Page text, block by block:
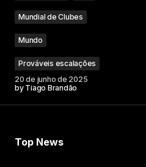
Mundial de Clubes
Mundo
Prováveis escalações
20 de junho de 2025
by Tiago Brandão
Top News